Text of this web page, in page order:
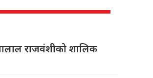
राजवंशीको शालिक